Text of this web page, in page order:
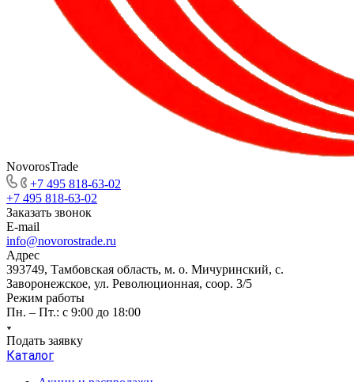
NovorosTrade
+7 495 818-63-02
+7 495 818-63-02
Заказать звонок
E-mail
info@novorostrade.ru
Адрес
393749, Тамбовская область, м. о. Мичуринский, с.
Заворонежское, ул. Революционная, соор. 3/5
Режим работы
Пн. – Пт.: с 9:00 до 18:00
Подать заявку
Каталог